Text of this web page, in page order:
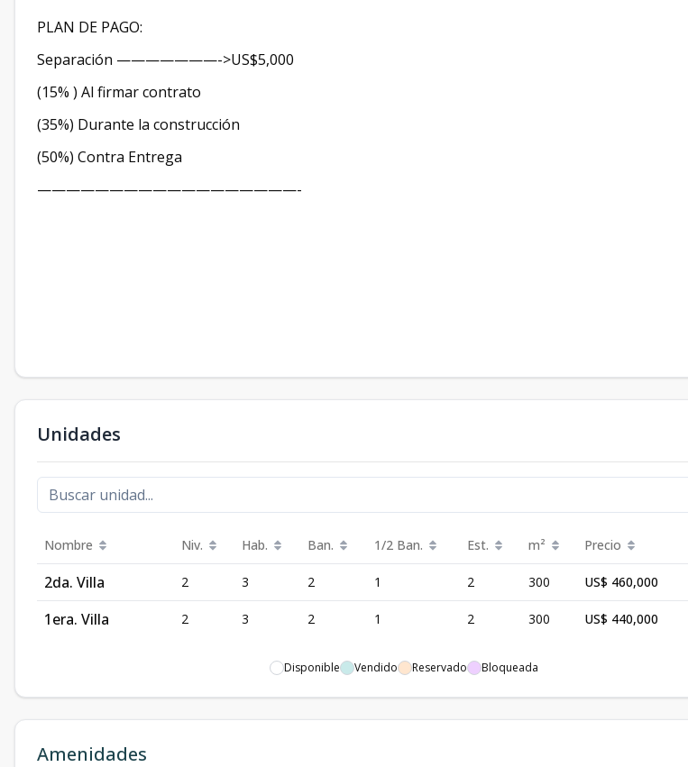
PLAN DE PAGO:
Separación ———————->US$5,000
(15% ) Al firmar contrato
(35%) Durante la construcción
(50%) Contra Entrega
——————————————————-
Unidades
Nombre Niv. Hab. Ban. 1/2 Ban. Est. m² Precio
2da. Villa 2 3 2 1 2 300 US$ 460,000
1era. Villa 2 3 2 1 2 300 US$ 440,000
Disponible Vendido Reservado Bloqueada
Amenidades